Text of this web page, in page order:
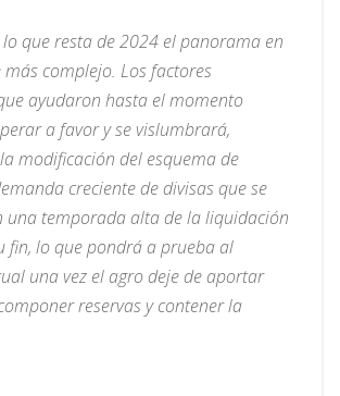
lo que resta de 2024 el panorama en
más complejo. Los factores
ayudaron hasta el momento
a favor y se vislumbrará,
modificación del esquema de
creciente de divisas que se
una temporada alta de la liquidación
fin, lo que pondrá a prueba al
una vez el agro deje de aportar
reservas y contener la